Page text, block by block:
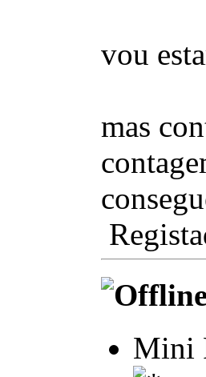
vou
mas
Mini